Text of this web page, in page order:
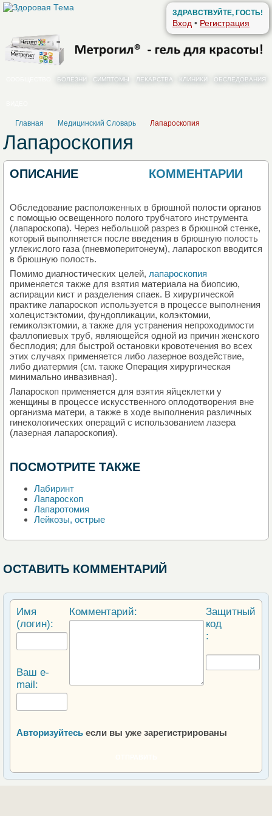
ЗДРАВСТВУЙТЕ, ГОСТЬ!
Вход • Регистрация
БОЛЕЗНИ СИМПТОМЫ ЛЕКАРСТВА КЛИНИКИ ОБСЛЕДОВАНИЯ
Главная Медицинский Словарь Лапароскопия
Лапароскопия
КОММЕНТАРИИ
ОПИСАНИЕ
Обследование расположенных в брюшной полости органов
с помощью освещенного полого трубчатого инструмента
(лапароскопа). Через небольшой разрез в брюшной стенке,
который выполняется после введения в брюшную полость
углекислого газа (пневмоперитонеум), лапароскоп вводится
в брюшную полость.
Помимо диагностических целей, лапароскопия
применяется также для взятия материала на биопсию,
аспирации кист и разделения спаек. В хирургической
практике лапароскоп используется в процессе выполнения
холецистэктомии, фундопликации, колэктомии,
гемиколэктомии, а также для устранения непроходимости
фаллопиевых труб, являющейся одной из причин женского
бесплодия; для быстрой остановки кровотечения во всех
этих случаях применяется либо лазерное воздействие,
либо диатермия (см. также Операция хирургическая
минимально инвазивная).
Лапароскоп применяется для взятия яйцеклетки у
женщины в процессе искусственного оплодотворения вне
организма матери, а также в ходе выполнения различных
гинекологических операций с использованием лазера
(лазерная лапароскопия).
ПОСМОТРИТЕ ТАКЖЕ
Лабиринт
Лапароскоп
Лапаротомия
Лейкозы, острые
ОСТАВИТЬ КОММЕНТАРИЙ
Имя
(логин):
Ваш e-
mail:
Комментарий:
Защитный
код
:
Авторизуйтесь если вы уже зарегистрированы